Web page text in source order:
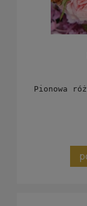
Pionowa